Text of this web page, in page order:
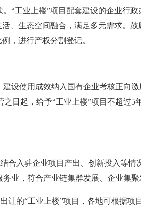
“工业上楼”项目配套建设的企业行
、生态空间融合，满足多元需求。
，进行产权分割登记。
设使用成效纳入国有企业考核正向激
日起，给予“工业上楼”项目不超过5
入驻企业项目产出、创新投入等情
业，符合产业链集群发展、企业集聚
的“工业上楼”项目，各地可根据项